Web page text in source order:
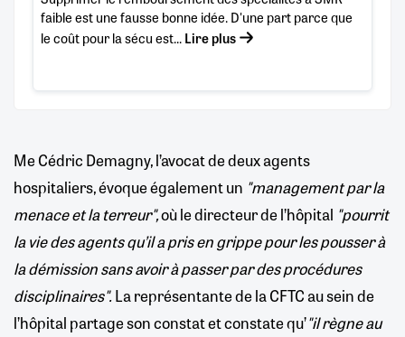
faible est une fausse bonne idée. D'une part parce que
le coût pour la sécu est...Lire plus
Me Cédric Demagny, l’avocat de deux agents
hospitaliers, évoque également un "management par la
menace et la terreur",où le directeur de l’hôpital "pourrit
la vie des agents qu’il a pris en grippe pour les pousser à
la démission sans avoir à passer par des procédures
disciplinaires".La représentante de la CFTC au sein de
l’hôpital partage son constat et constate qu’"il règne au